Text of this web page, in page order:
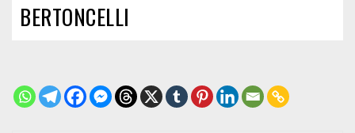
BERTONCELLI